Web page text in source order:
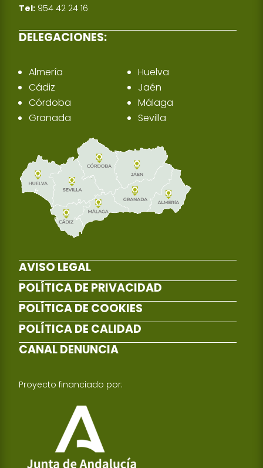
Tel: 954 42 24 16
DELEGACIONES:
Almería
Cádiz
Córdoba
Granada
Huelva
Jaén
Málaga
Sevilla
AVISO LEGAL
POLÍTICA DE PRIVACIDAD
POLÍTICA DE COOKIES
POLÍTICA DE CALIDAD
CANAL DENUNCIA
Proyecto financiado por: